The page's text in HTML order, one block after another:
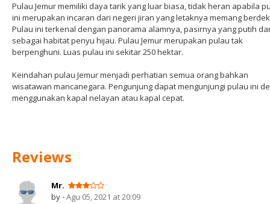
Pulau Jemur memiliki daya tarik yang luar biasa, tidak heran apabila
ini merupakan incaran dari negeri jiran yang letaknya memang
Pulau ini terkenal dengan panorama alamnya, pasirnya yang putih
sebagai habitat penyu hijau. Pulau Jemur merupakan pulau tak
berpenghuni. Luas pulau ini sekitar 250 hektar.
Keindahan pulau Jemur menjadi perhatian semua orang bahkan
wisatawan mancanegara. Pengunjung dapat mengunjungi pulau ini
menggunakan kapal nelayan atau kapal cepat.
Reviews
Mr.
by -Agu 05, 2021 at 20:09